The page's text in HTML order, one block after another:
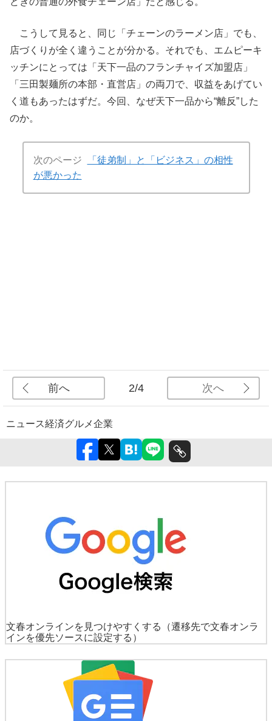
こうして見ると、同じ「チェーンのラーメン店」でも、
店づくりが全く違うことが分かる。それでも、エムピーキ
ッチンにとっては「天下一品のフランチャイズ加盟店」
「三田製麺所の本部・直営店」の両刀で、収益をあげてい
く道もあったはずだ。今回、なぜ天下一品から“離反”した
のか。
次のページ
「徒弟制」と「ビジネス」の相性
が悪かった
前へ 2/4 次へ
ニュース経済グルメ企業
文春オンラインを見つけやすくする
（遷移先で文春オンラ
インを優先ソースに設定する）